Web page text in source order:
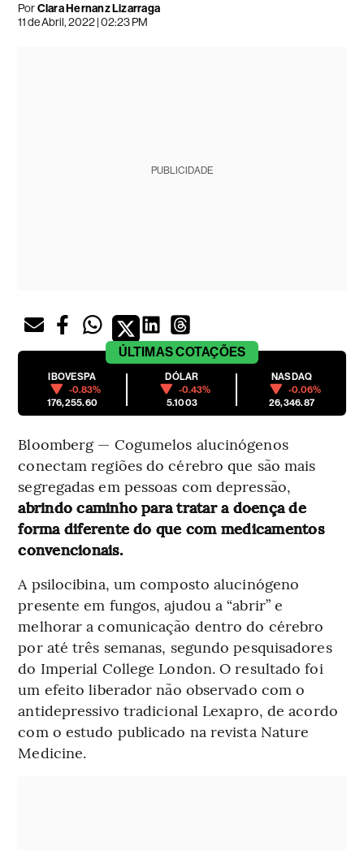
PorClara Hernanz Lizarraga
11 de Abril, 2022 | 02:23 PM
PUBLICIDADE
ÚLTIMASCOTAÇÕES
IBOVESPA
-0.83%
176,255.60
DÓLAR
-0.43%
5.1003
NASDAQ
-0.06%
26,346.87
Bloomberg — Cogumelos alucinógenos
conectam regiões do cérebro que são mais
segregadas em pessoas com depressão,
abrindo caminho para tratar a doença de
forma diferente do que com medicamentos
convencionais.
A psilocibina, um composto alucinógeno
presente em fungos, ajudou a “abrir” e
melhorar a comunicação dentro do cérebro
por até três semanas, segundo pesquisadores
do Imperial College London. O resultado foi
um efeito liberador não observado com o
antidepressivo tradicional Lexapro, de acordo
com o estudo publicado na revista Nature
Medicine.